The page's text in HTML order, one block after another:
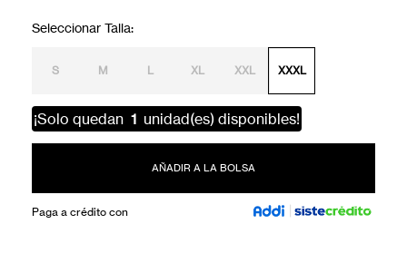
S M L XL XXL XXXL
¡Solo quedan 1 unidad(es) disponibles!
AÑADIR A LA BOLSA
Paga a crédito con